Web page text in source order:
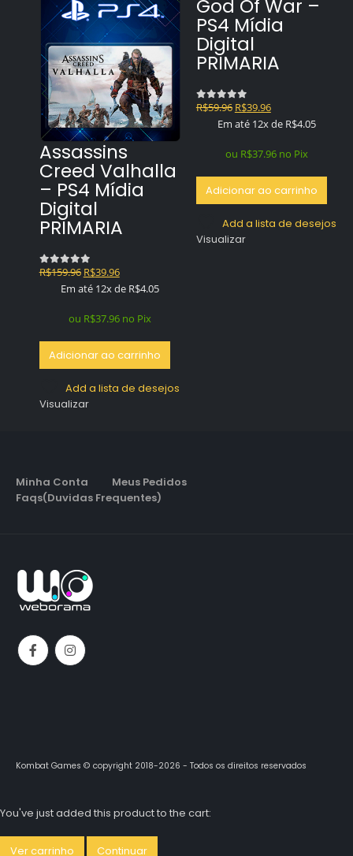
Assassins
Creed Valhalla
– PS4 Mídia
Digital
PRIMARIA
0out of 5
R$159.96 O
preço
era:
R$39.96O
preço
é:
Em até 12x de R$4.05
ou R$37.96 no Pix
Adicionar ao carrinho
Add a lista de desejos
Visualizar
God Of War –
PS4 Mídia
Digital
PRIMARIA
0out of 5
R$59.96 O
preço
era:
R$39.96O
preço
é:
Em até 12x de R$4.05
ou R$37.96 no Pix
Adicionar ao carrinho
Add a lista de desejos
Visualizar
Minha Conta
Meus Pedidos
Faqs(Duvidas Frequentes)
Kombat Games © copyright 2018-2026 - Todos os direitos reservados
You've just added this product to the cart:
Ver carrinho Continuar